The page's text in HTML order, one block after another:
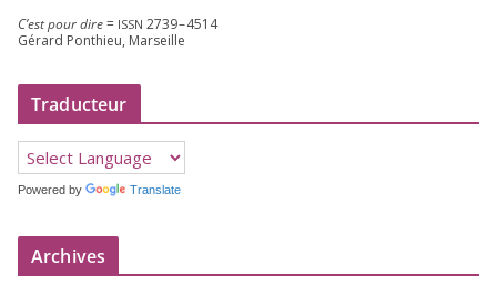
C’est pour dire= ISSN 2739–4514
Gérard Ponthieu, Marseille
Traducteur
Powered by Translate
Archives